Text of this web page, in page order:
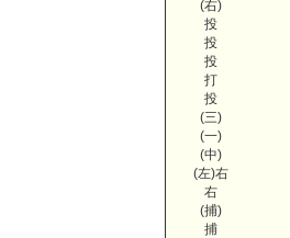
(右)
投
投
投
打
投
(三)
(一)
(中)
(左)右
右
(捕)
捕